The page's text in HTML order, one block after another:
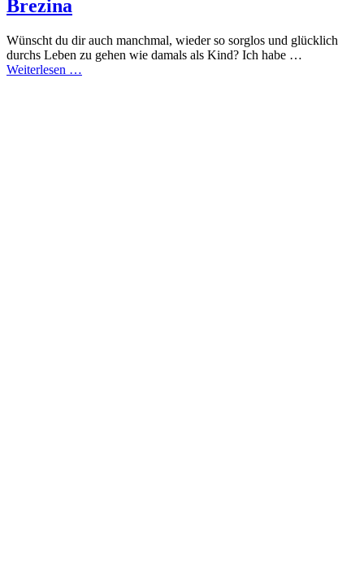
Brezina
Wünscht du dir auch manchmal, wieder so sorglos und glücklich
durchs Leben zu gehen wie damals als Kind? Ich habe …
Weiterlesen …